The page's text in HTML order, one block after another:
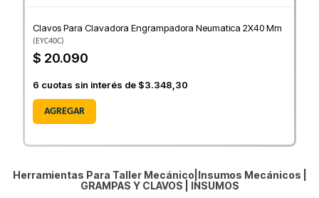
Clavos Para Clavadora Engrampadora Neumatica 2X40 Mm
(EYC40C)
$ 20.090
6 cuotas sin interés de $3.348,30
AGREGAR
Herramientas Para Taller Mecánico|Insumos Mecánicos |
GRAMPAS Y CLAVOS
INSUMOS